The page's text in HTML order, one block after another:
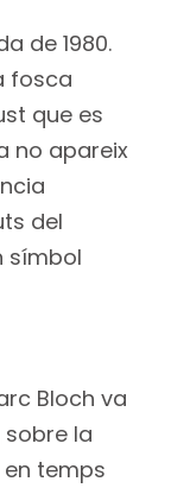
de 1980.
fosca
que es
no apareix
del
símbol
Bloch va
la
temps